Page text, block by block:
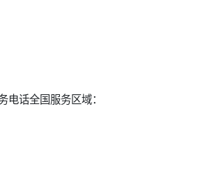
电话全国服务区域：